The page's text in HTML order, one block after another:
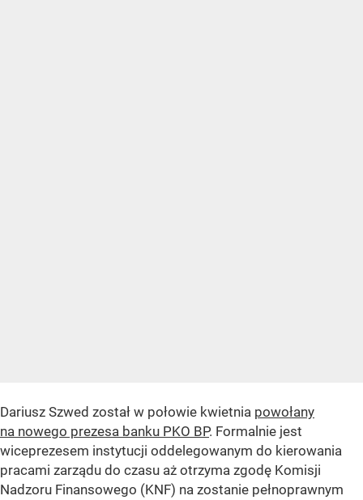
Dariusz Szwed został w połowie kwietnia powołany
na nowego prezesa banku PKO BP. Formalnie jest
wiceprezesem instytucji oddelegowanym do kierowania
pracami zarządu do czasu aż otrzyma zgodę Komisji
Nadzoru Finansowego (KNF) na zostanie pełnoprawnym